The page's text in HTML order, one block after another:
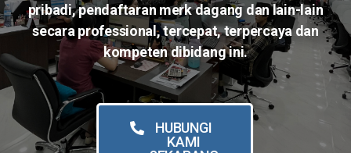
pribadi, pendaftaran merk dagang dan lain-lain
secara professional, tercepat, terpercaya dan
kompeten dibidang ini.
HUBUNGI
KAMI